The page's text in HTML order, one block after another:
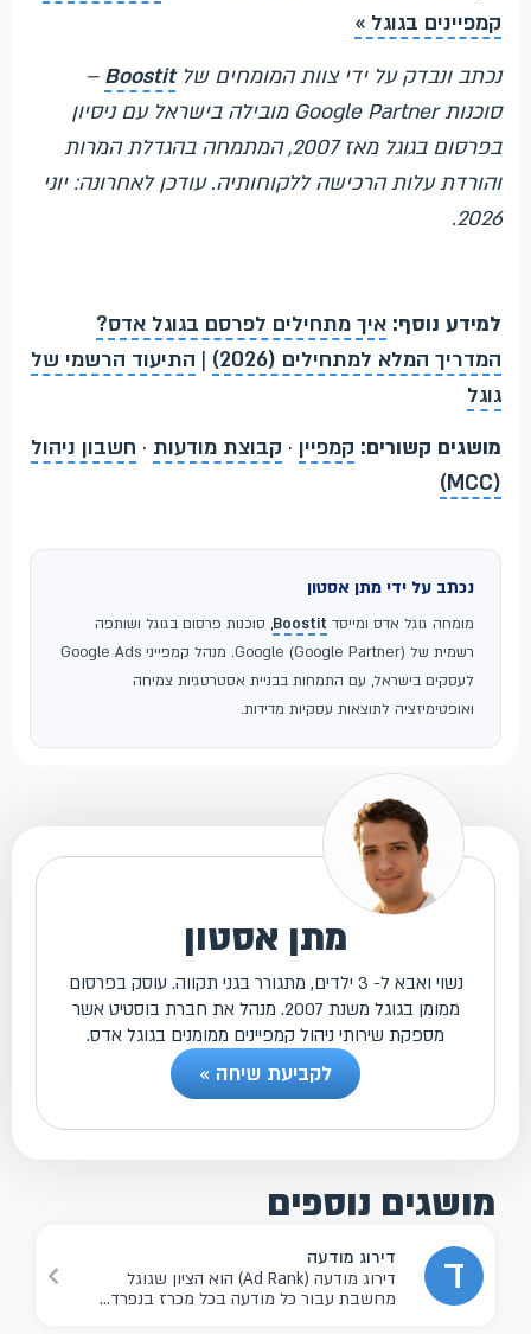
קמפיינים בגוגל »
נכתב ונבדק על ידי צוות המומחים שלBoostit
–
סוכנות Google Partner מובילה בישראל עם ניסיון
בפרסום בגוגל מאז 2007, המתמחה בהגדלת המרות
והורדת עלות הרכישה ללקוחותיה. עודכן לאחרונה: יוני
2026.
למידע נוסף: איך מתחילים לפרסם בגוגל אדס?
המדריך המלא למתחילים (2026)
| התיעוד הרשמי של
גוגל
מושגים קשורים: קמפיין · קבוצת מודעות · חשבון ניהול
(MCC)
נכתב על ידי מתן אסטון
מומחה גוגל אדס ומייסד Boostit, סוכנות פרסום בגוגל ושותפה
רשמית של Google (Google Partner). מנהל קמפייני Google Ads
לעסקים בישראל, עם התמחות בבניית אסטרטגיות צמיחה
ואופטימיזציה לתוצאות עסקיות מדידות.
מתן אסטון
נשוי ואבא ל- 3 ילדים, מתגורר בגני תקווה. עוסק בפרסום
ממומן בגוגל משנת 2007. מנהל את חברת בוסטיט אשר
מספקת שירותי ניהול קמפיינים ממומנים בגוגל אדס.
לקביעת שיחה »
מושגים נוספים
ד
דירוג מודעה
דירוג מודעה (Ad Rank) הוא הציון שגוגל
מחשבת עבור כל מודעה בכל מכרז בנפרד...